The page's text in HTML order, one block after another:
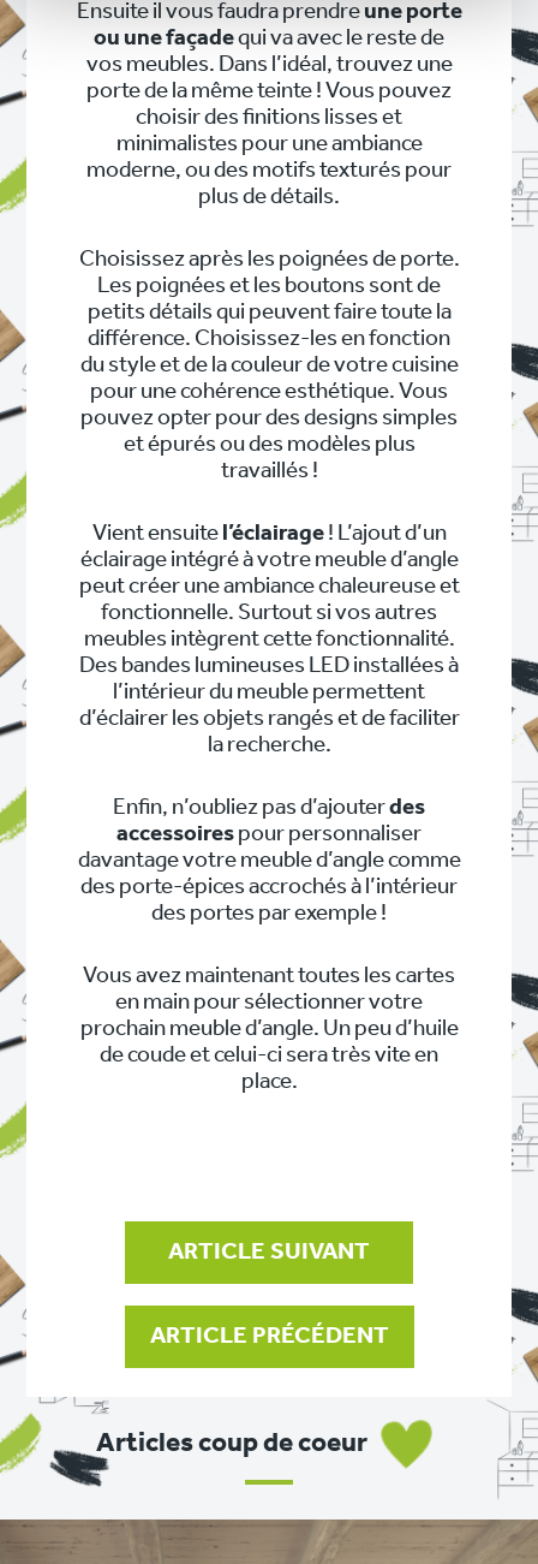
Ensuite il vous faudra prendre une porte
ou une façadequi va avec le reste de
vos meubles. Dans l’idéal, trouvez une
porte de la même teinte ! Vous pouvez
choisir des finitions lisses et
minimalistes pour une ambiance
moderne, ou des motifs texturés pour
plus de détails.
Choisissez après les poignées de porte.
Les poignées et les boutons sont de
petits détails qui peuvent faire toute la
différence. Choisissez-les en fonction
du style et de la couleur de votre cuisine
pour une cohérence esthétique. Vous
pouvez opter pour des designs simples
et épurés ou des modèles plus
travaillés !
Vient ensuite l’éclairage! L’ajout d’un
éclairage intégré à votre meuble d’angle
peut créer une ambiance chaleureuse et
fonctionnelle. Surtout si vos autres
meubles intègrent cette fonctionnalité.
Des bandes lumineuses LED installées à
l’intérieur du meuble permettent
d’éclairer les objets rangés et de faciliter
la recherche.
Enfin, n’oubliez pas d’ajouterdes
accessoires pour personnaliser
davantage votre meuble d’angle comme
des porte-épices accrochés à l’intérieur
des portes par exemple !
Vous avez maintenant toutes les cartes
en main pour sélectionner votre
prochain meuble d’angle. Un peu d’huile
de coude et celui-ci sera très vite en
place.
L’ARTICLE
ARTICLE PRÉCÉDENT
ARTICLE SUIVANT
Articles coup de coeur